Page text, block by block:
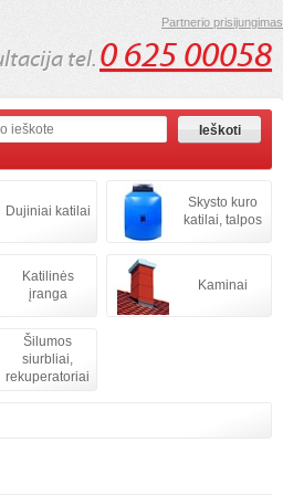
tel. 0 625 00058
Partnerio prisijungimas
Dujiniai katilai
Skysto kuro
katilai, talpos
Katilinės
įranga
Kaminai
Šilumos
siurbliai,
rekuperatoriai